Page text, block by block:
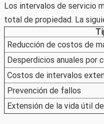
Los intervalos de servicio
total de propiedad. La
Reducción de costos de
Desperdicios anuales por
Costos de intervalos
Prevención de fallos
Extensión de la vida útil